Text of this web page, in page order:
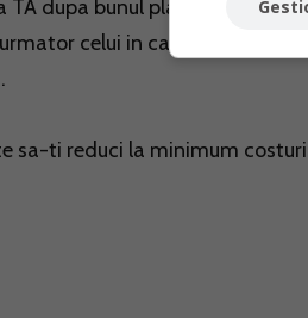
dupa bunul plac si fara
celui in care profitul a
sa-ti reduci la minimum